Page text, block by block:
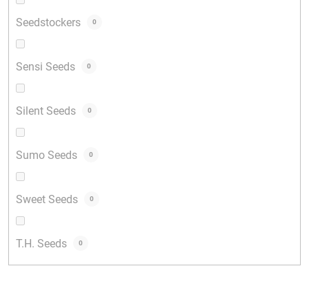
Seedstockers 0
Sensi Seeds 0
Silent Seeds 0
Sumo Seeds 0
Sweet Seeds 0
T.H. Seeds 0